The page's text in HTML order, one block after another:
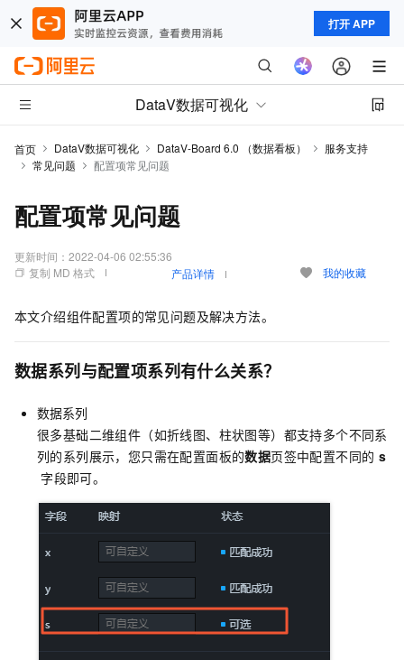
打开 APP
DataV数据可视化
首页 DataV数据可视化 DataV-Board 6.0 （数据看板）
服务支持
常见问题
配置项常见问题
配置项常见问题
更新时间： 2022-04-06 02:55:36
复制 MD 格式
产品详情 我的收藏
本文介绍组件配置项的常见问题及解决方法。
数据系列与配置项系列有什么关系？
数据系列
很多基础二维组件（如折线图、柱状图等）都支持多个不同系
列的系列展示，您只需在配置面板的数据页签中配置不同的 s
字段即可。